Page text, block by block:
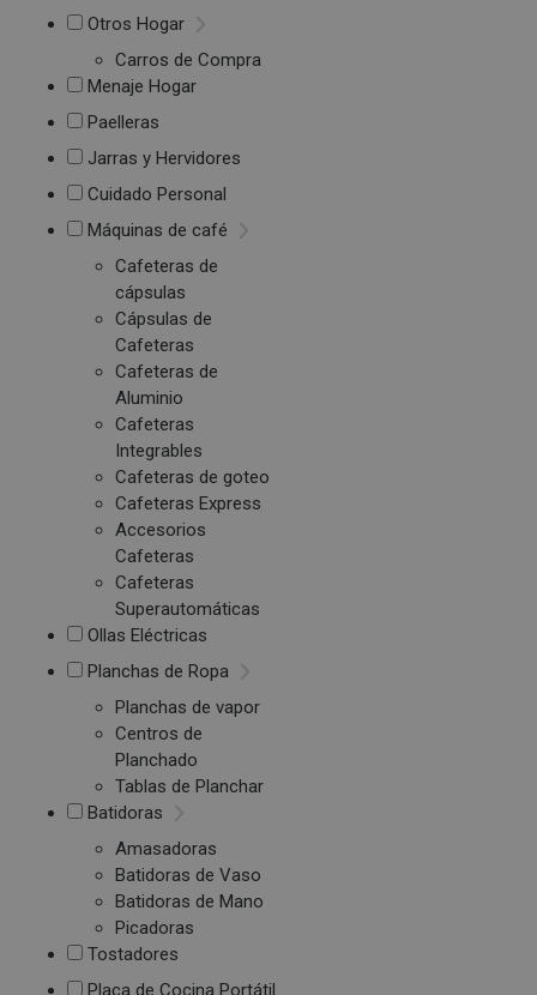
Otros Hogar
Carros de Compra
Menaje Hogar
Paelleras
Jarras y Hervidores
Cuidado Personal
Máquinas de café
Cafeteras de
cápsulas
Cápsulas de
Cafeteras
Cafeteras de
Aluminio
Cafeteras
Integrables
Cafeteras de goteo
Cafeteras Express
Accesorios
Cafeteras
Cafeteras
Superautomáticas
Ollas Eléctricas
Planchas de Ropa
Planchas de vapor
Centros de
Planchado
Tablas de Planchar
Batidoras
Amasadoras
Batidoras de Vaso
Batidoras de Mano
Picadoras
Tostadores
Placa de Cocina Portátil